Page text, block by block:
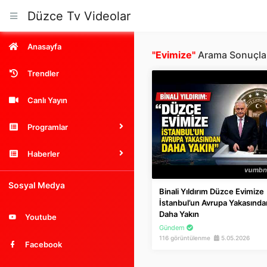
Düzce Tv Videolar
Anasayfa
Trendler
Canlı Yayın
Programlar
Haberler
Sosyal Medya
Youtube
Facebook
"Evimize" Arama
Binali Yıldırım Düzce Evimize
İstanbul’un Avrupa
Daha Yakın
Gündem
116 görüntülenme 5.05.2026